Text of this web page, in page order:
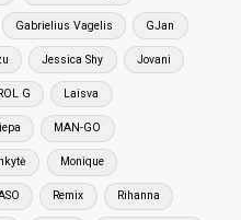
Gabrielius Vagelis GJan
Jessica Shy Jovani
G Laisva
MAN-GO
Monique
Remix Rihanna